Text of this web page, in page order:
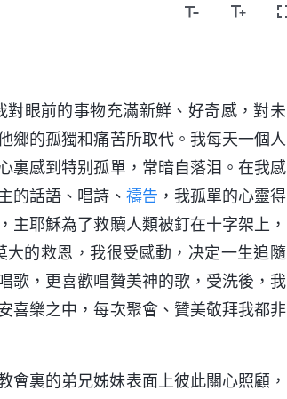
眼前的事物充滿新鮮、好奇感，對未
鄉的孤獨和痛苦所取代。我每天一個人
裏感到特别孤單，常暗自落泪。在我感
的話語、唱詩、 禱告 ，我孤單的心靈得
主耶穌為了救贖人類被釘在十字架上，
的救恩，我很受感動，决定一生追隨
歌，更喜歡唱贊美神的歌，受洗後，我
喜樂之中，每次聚會、贊美敬拜我都非
會裏的弟兄姊妹表面上彼此關心照顧，